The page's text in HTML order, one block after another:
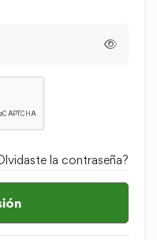
la contraseña?